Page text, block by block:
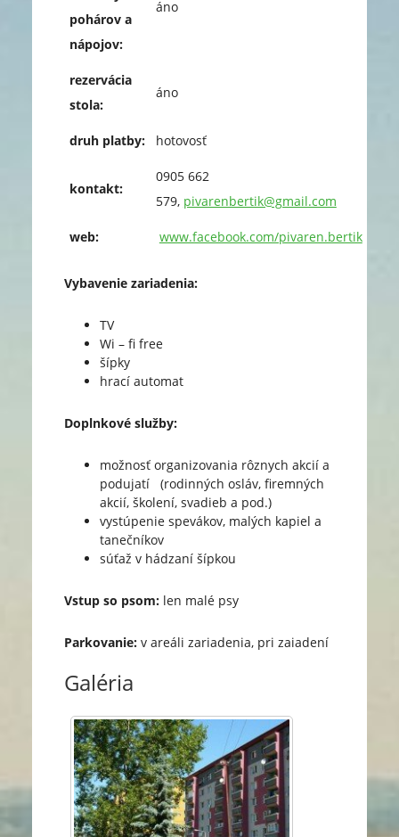
pohárov a
nápojov:
áno
rezervácia
stola:
áno
druh platby: hotovosť
kontakt:
0905 662
579, pivarenbertik@gmail.com
web: www.facebook.com/pivaren.bertik
Vybavenie zariadenia:
TV
Wi – fi free
šípky
hrací automat
Doplnkové služby:
možnosť organizovania rôznych akcií a
podujatí (rodinných osláv, firemných
akcií, školení, svadieb a pod.)
vystúpenie spevákov, malých kapiel a
tanečníkov
súťaž v hádzaní šípkou
Vstup so psom:len malé psy
Parkovanie:v areáli zariadenia, pri zaiadení
Galéria